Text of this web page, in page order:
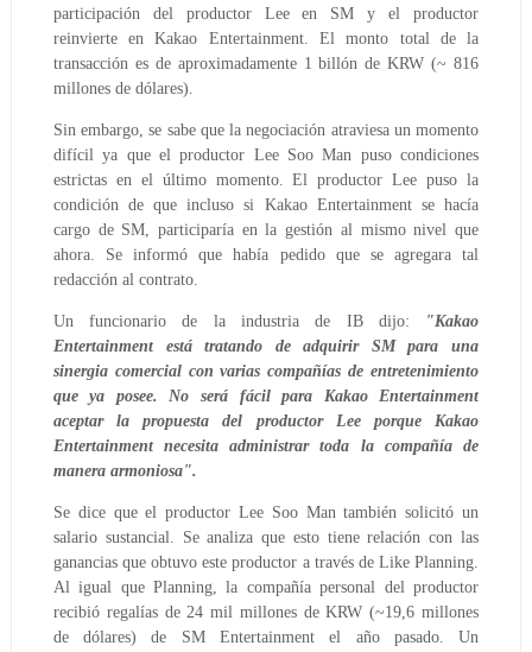
participación del productor Lee en SM y el productor
reinvierte en Kakao Entertainment. El monto total de la
transacción es de aproximadamente 1 billón de KRW (~ 816
millones de dólares).
Sin embargo, se sabe que la negociación atraviesa un momento
difícil ya que el productor Lee Soo Man puso condiciones
estrictas en el último momento. El productor Lee puso la
condición de que incluso si Kakao Entertainment se hacía
cargo de SM, participaría en la gestión al mismo nivel que
ahora. Se informó que había pedido que se agregara tal
redacción al contrato.
Un funcionario de la industria de IB dijo:
"Kakao
Entertainment está tratando de adquirir SM para una
sinergia comercial con varias compañías de entretenimiento
que ya posee. No será fácil para Kakao Entertainment
aceptar la propuesta del productor Lee porque Kakao
Entertainment necesita administrar toda la compañía de
manera armoniosa".
Se dice que el productor Lee Soo Man también solicitó un
salario sustancial. Se analiza que esto tiene relación con las
ganancias que obtuvo este productor a través de Like Planning.
Al igual que Planning, la compañía personal del productor
recibió regalías de 24 mil millones de KRW (~19,6 millones
de dólares) de SM Entertainment el año pasado. Un